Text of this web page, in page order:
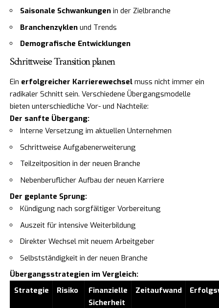
Saisonale Schwankungen in der Zielbranche
Branchenzyklen und Trends
Demografische Entwicklungen
Schrittweise Transition planen
Ein erfolgreicher Karrierewechsel muss nicht immer ein
radikaler Schnitt sein. Verschiedene Übergangsmodelle
bieten unterschiedliche Vor- und Nachteile:
Der sanfte Übergang:
Interne Versetzung im aktuellen Unternehmen
Schrittweise Aufgabenerweiterung
Teilzeitposition in der neuen Branche
Nebenberuflicher Aufbau der neuen Karriere
Der geplante Sprung:
Kündigung nach sorgfältiger Vorbereitung
Auszeit für intensive Weiterbildung
Direkter Wechsel mit neuem Arbeitgeber
Selbstständigkeit in der neuen Branche
Übergangsstrategien im Vergleich:
Strategie
Risiko
Finanzielle
Sicherheit
Zeitaufwand